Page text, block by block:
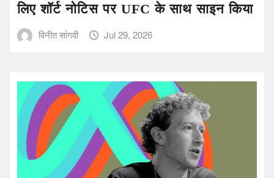
लिए शॉर्ट नोटिस पर UFC के साथ साइन किया
विनीत सांगवी Jul 29, 2026